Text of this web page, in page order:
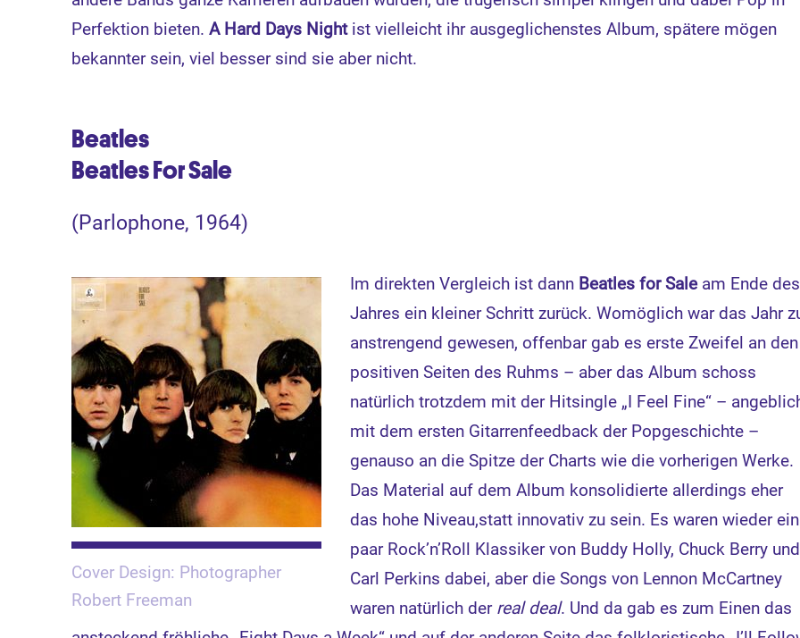
Perfektion bieten.A Hard Days Nightist vielleicht ihr ausgeglichenstes Album, spätere mögen
bekannter sein, viel besser sind sie aber nicht.
Beatles
Beatles For Sale
(Parlophone, 1964)
Cover Design: Photographer
Robert Freeman
Im direkten Vergleich ist dann Beatles for Saleam Ende des
Jahres ein kleiner Schritt zurück. Womöglich war das Jahr
anstrengend gewesen, offenbar gab es erste Zweifel an den
positiven Seiten des Ruhms – aber das Album schoss
natürlich trotzdem mit der Hitsingle „I Feel Fine“ –
mit dem ersten Gitarrenfeedback der Popgeschichte –
genauso an die Spitze der Charts wie die vorherigen Werke.
Das Material auf dem Album konsolidierte allerdings eher
das hohe Niveau,statt innovativ zu sein. Es waren wieder ein
paar Rock’n’Roll Klassiker von Buddy Holly, Chuck Berry und
Carl Perkins dabei, aber die Songs von Lennon McCartney
waren natürlich der real deal. Und da gab es zum Einen das